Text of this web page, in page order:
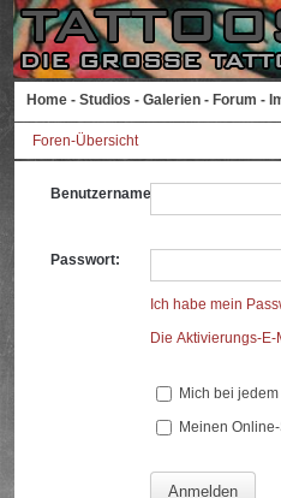
Home - Studios - Galerien - Forum -
Foren-Übersicht
Benutzername:
Passwort:
Ich habe mein
Die Aktivierungs-
Mich bei
Meinen